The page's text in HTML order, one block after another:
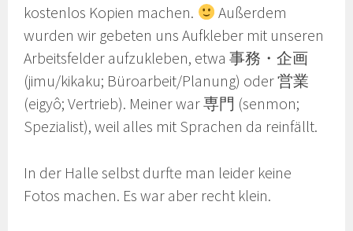
kostenlos Kopien machen.
Außerdem
wurden wir gebeten uns Aufkleber mit unseren
Arbeitsfelder aufzukleben, etwa 事務・企画
(jimu/kikaku; Büroarbeit/Planung) oder 営業
(eigyô; Vertrieb). Meiner war 専門 (senmon;
Spezialist), weil alles mit Sprachen da reinfällt.
In der Halle selbst durfte man leider keine
Fotos machen. Es war aber recht klein.